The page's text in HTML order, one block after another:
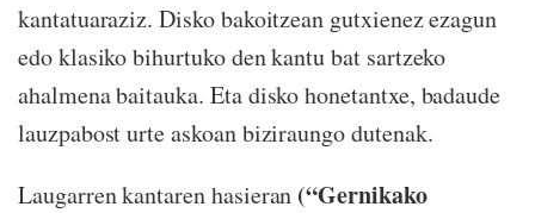
kantatuaraziz. Disko bakoitzean gutxienez ezagun
edo klasiko bihurtuko den kantu bat sartzeko
ahalmena baitauka. Eta disko honetantxe, badaude
lauzpabost urte askoan biziraungo dutenak.
Laugarren kantaren hasieran (“Gernikako